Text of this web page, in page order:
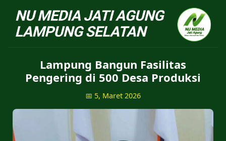
NU Jatiagung - Situs
Lampung Bangun Fasilitas
Pengering di 500 Desa Produksi
📅 5, Maret 2026